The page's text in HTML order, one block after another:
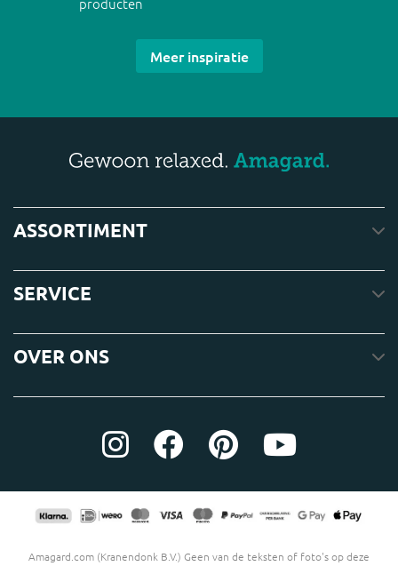
Meer inspiratie
ASSORTIMENT
SERVICE
OVER ONS
Amagard.com (Kranendonk B.V.) Geen van de teksten of foto's op deze